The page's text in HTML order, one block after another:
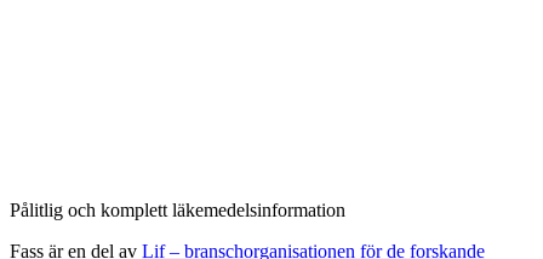
Pålitlig och komplett läkemedelsinformation
Fass är en del av Lif – branschorganisationen för de forskande